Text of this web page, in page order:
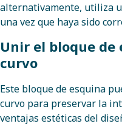
alternativamente, utiliza
una vez que haya sido
Unir el bloque de
curvo
Este bloque de esquina
curvo para preservar la
ventajas estéticas del